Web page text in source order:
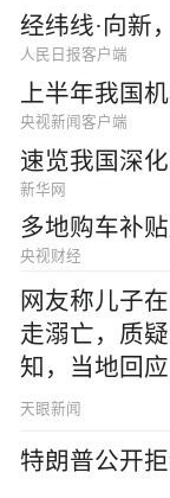
经纬线·向新
人民日报客户端
上半年我国
央视新闻客户端
速览我国深
新华网
多地购车补
央视财经
网友称儿子
走溺亡，质
知，当地回应
天眼新闻
特朗普公开